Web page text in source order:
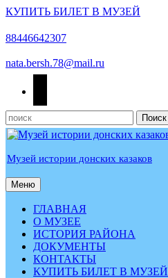
КУПИТЬ БИЛЕТ В МУЗЕЙ
к
88446642307
nata.bersh.78@mail.ru
Найти:
Музей истории донских казаков
МенюМеню
ГЛАВНАЯ
О МУЗЕЕ
ИСТОРИЯ РАЙОНА
ДОКУМЕНТЫ
КОНТАКТЫ
КУПИТЬ БИЛЕТ В МУЗЕЙ